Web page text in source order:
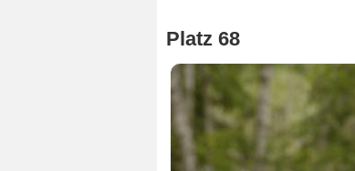
Platz 68